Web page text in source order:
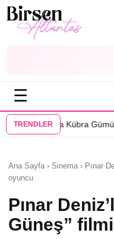
☰
TRENDLER
“Güneşin Doğduğu Yer”
Ana Sayfa › Sinema › Pınar
oyuncu
Pınar
Güneş”